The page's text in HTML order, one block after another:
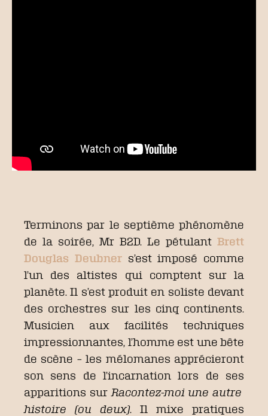
Terminons par le septième phénomène
de la soirée, Mr B2D. Le pétulant Brett
Douglas Deubners’est imposé comme
l’un des altistes qui comptent sur la
planète. Il s’est produit en soliste devant
des orchestres sur les cinq continents.
Musicien aux facilités techniques
impressionnantes, l’homme est une bête
de scène – les mélomanes apprécieront
son sens de l’incarnation lors de ses
apparitions sur Racontez-moi une autre
histoire (ou deux). Il mixe pratiques